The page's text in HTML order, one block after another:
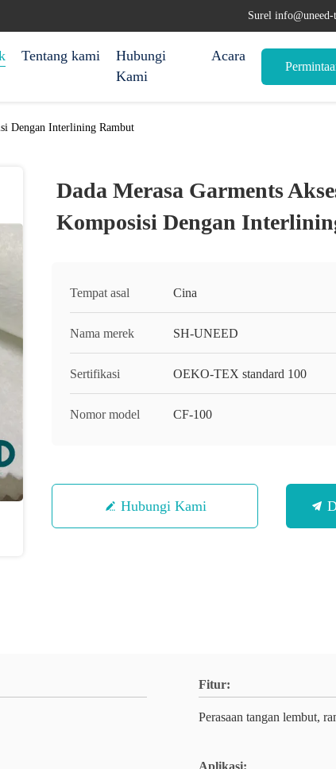
Surel
Tentang kami
Hubungi
Kami
Acara
Dengan Interlining Rambut
Dada Merasa Garments
Komposisi Dengan
Tempat asal Cina
Nama merek SH-UNEED
Sertifikasi OEKO-TEX standard 100
Nomor model CF-100
Hubungi Kami
Fitur:
Perasaan tangan lembut,
Aplikasi: